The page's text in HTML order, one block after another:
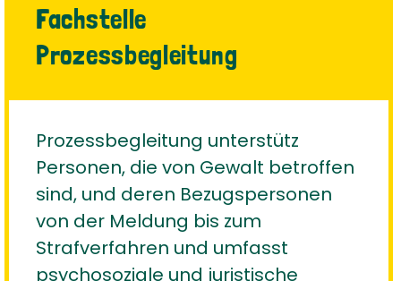
Fachstelle
Prozessbegleitung
Prozessbegleitung unterstütz
Personen, die von Gewalt betroffen
sind, und deren Bezugspersonen
von der Meldung bis zum
Strafverfahren und umfasst
psychosoziale und juristische